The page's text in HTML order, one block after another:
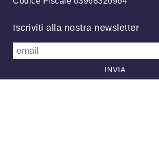
Iscriviti alla nostra newsletter